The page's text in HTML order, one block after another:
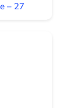
– 27